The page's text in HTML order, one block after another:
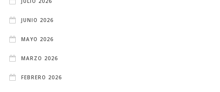
JUNIO 2026
MAYO 2026
MARZO 2026
FEBRERO 2026